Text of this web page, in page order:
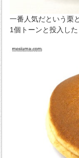
一番人気だという栗
1個トーンと投入した